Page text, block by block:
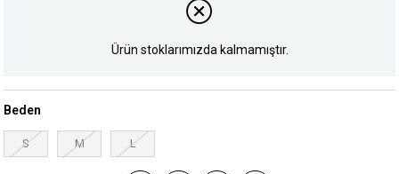
Ürün stoklarımızda kalmamıştır.
Beden
S M L